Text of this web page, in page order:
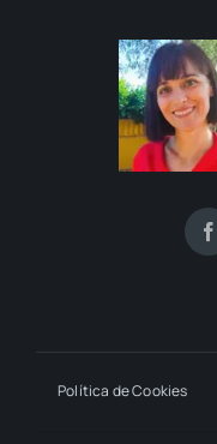
Política de Cookies